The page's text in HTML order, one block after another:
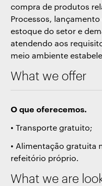
compra de produtos
Processos,
estoque do setor e
atendendo aos
meio ambiente
What we offer
O que oferecemos.
• Transporte gratuito;
• Alimentação gratuita
refeitório próprio.
What we are